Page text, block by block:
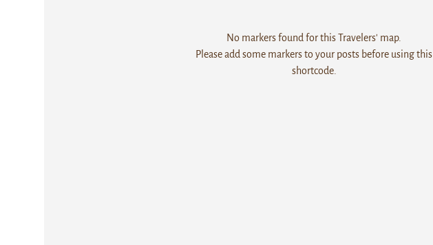
No markers found for this Travelers' map.
Please add some markers to your posts before using this
shortcode.